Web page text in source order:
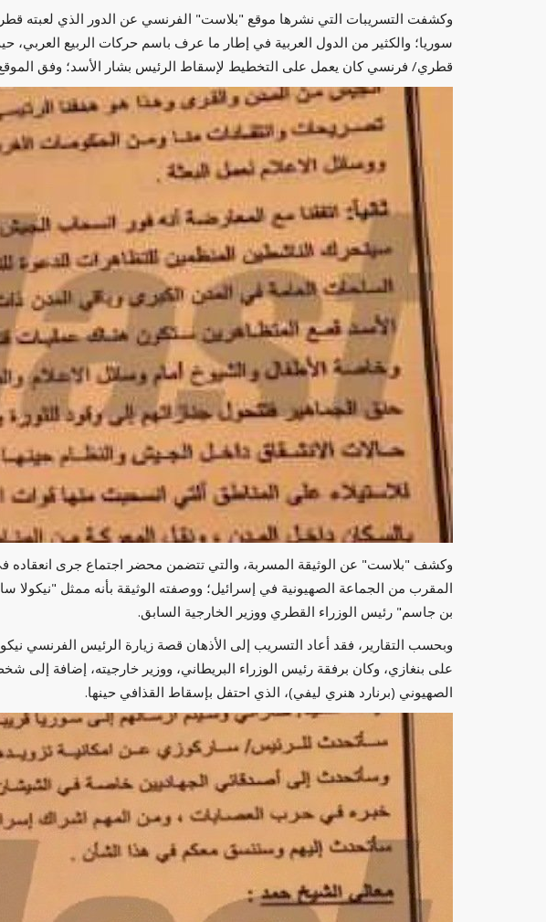
وكشفت التسريبات التي نشرها موقع "بلاست" الفرنسي عن الدور الذي لعبته
سوريا؛ والكثير من الدول العربية في إطار ما عرف باسم حركات الربيع
قطري/ فرنسي كان يعمل على التخطيط لإسقاط الرئيس بشار الأسد؛ وفق
المقرب من الجماعة الصهيونية في إسرائيل؛ ووصفته الوثيقة بأنه ممثل
بن جاسم" رئيس الوزراء القطري ووزير الخارجية السابق.
وبحسب التقارير، فقد أعاد التسريب إلى الأذهان قصة زيارة الرئيس الفرنسي
على بنغازي، وكان برفقة رئيس الوزراء البريطاني، ووزير خارجيته، إضافة
الصهيوني (برنارد هنري ليفي)، الذي احتفل بإسقاط القذافي حينها.
كاظم الساهر يكشف تفاصيل صادمة عن بداياته:
نمت في المقاهي...
العرب مباشر 0
كاظم الساهر يكشف تفاصيل صادمة عن بداياته: نمت في المقاهي
وعملت مقابل 5 دنانير
استشراف
العرب مباشر